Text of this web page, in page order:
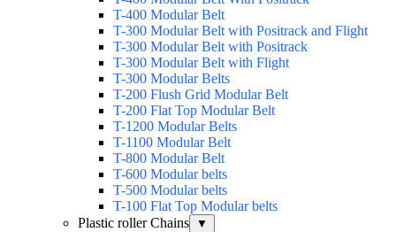
T-400 Modular Belt
T-300 Modular Belt with Positrack and Flight
T-300 Modular Belt with Positrack
T-300 Modular Belt with Flight
T-300 Modular Belts
T-200 Flush Grid Modular Belt
T-200 Flat Top Modular Belt
T-1200 Modular Belts
T-1100 Modular Belt
T-800 Modular Belt
T-600 Modular belts
T-500 Modular belts
T-100 Flat Top Modular belts
Plastic roller Chains
▼